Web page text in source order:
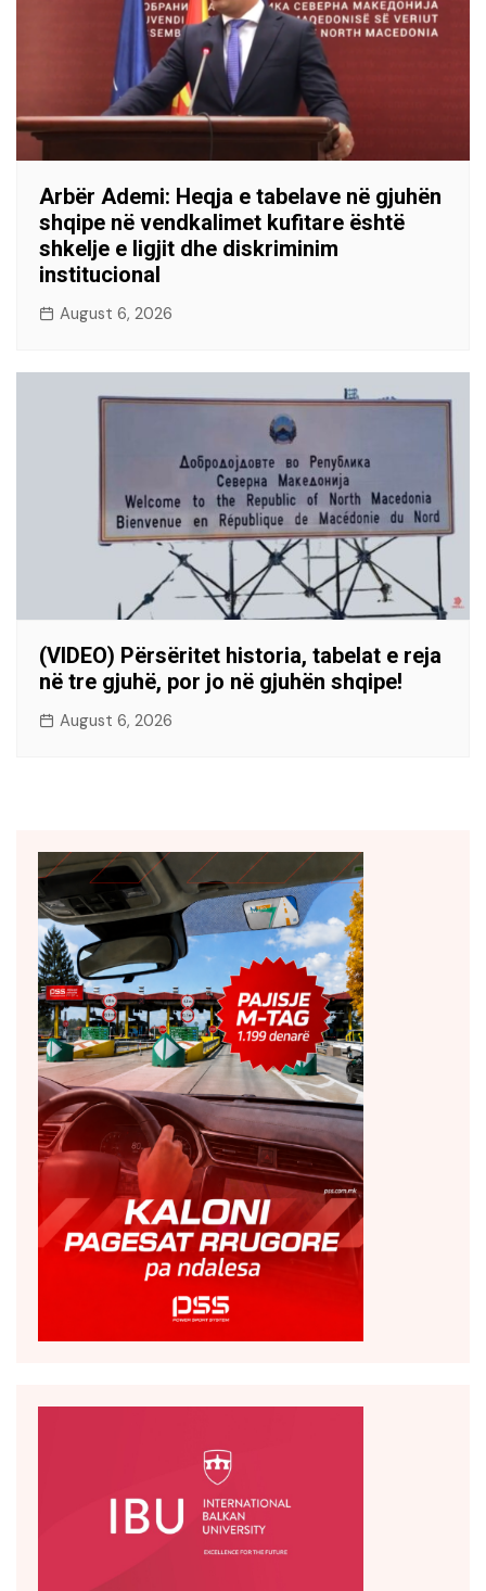
Arbër Ademi: Heqja e tabelave në gjuhën
shqipe në vendkalimet kufitare është
shkelje e ligjit dhe diskriminim
institucional
August 6, 2026
(VIDEO) Përsëritet historia, tabelat e reja
në tre gjuhë, por jo në gjuhën shqipe!
August 6, 2026